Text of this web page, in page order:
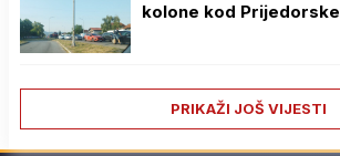
kolone kod
PRIKAŽI JOŠ VIJESTI